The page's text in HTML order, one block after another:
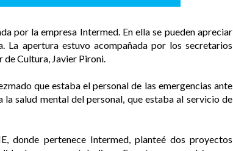
por la empresa Intermed. En ella se pueden apreciar
apertura estuvo acompañada por los secretarios
Cultura, Javier Pironi.
que estaba el personal de las emergencias ante
salud mental del personal, que estaba al servicio de
donde pertenece Intermed, planteé dos proyectos